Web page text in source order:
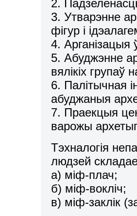
2. Падзеленасць
3. Утварэнне
фігур і
4. Арганізацыя
5. Абуджэнне
вялікіх групаў
6. Палітычная
абуджаныя
7. Праекцыя
варожы
Тэхналогія
людзей
а) міф-плач;
б) міф-вокліч;
в) міф-заклік